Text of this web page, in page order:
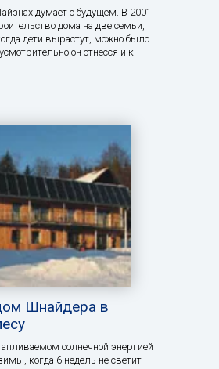
думает о будущем. В 2001
дома на две семьи,
дети вырастут, можно было
он отнесся и к
Шнайдера в
солнечной энергией
когда 6 недель не светит